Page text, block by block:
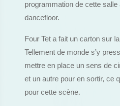
programmation de cette
dancefloor.
Four Tet a fait un carton sur
Tellement de monde s’y
mettre en place un sens de
et un autre pour en sortir, ce
pour cette scène.